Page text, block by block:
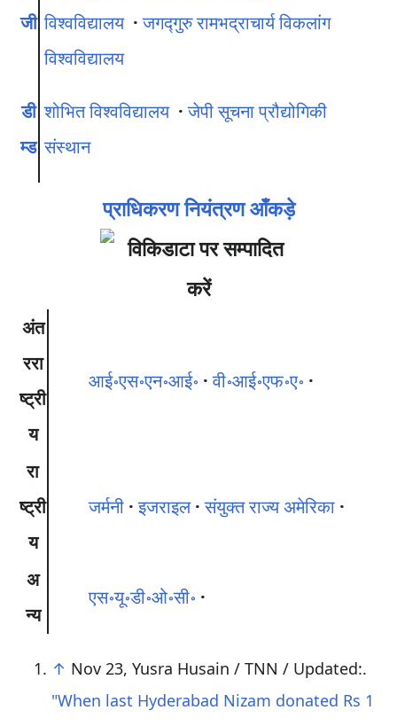
जी विश्वविद्यालय · जगद्गुरु रामभद्राचार्य विकलांग
विश्वविद्यालय
डी
म्ड
शोभित विश्वविद्यालय · जेपी सूचना प्रौद्योगिकी
संस्थान
प्राधिकरण नियंत्रण आँकड़े
अंत
ररा
ष्ट्री
य
आई॰एस॰एन॰आई॰ वी॰आई॰एफ॰ए॰
रा
ष्ट्री
य
जर्मनी इजराइल संयुक्त राज्य अमेरिका
अ
न्य
एस॰यू॰डी॰ओ॰सी॰
↑ Nov 23, Yusra Husain / TNN / Updated:.
"When last Hyderabad Nizam donated Rs 1